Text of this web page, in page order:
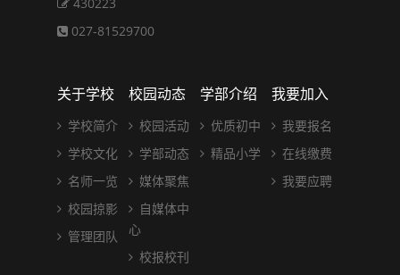
027-81529700
关于学校
学校简介
学校文化
名师一览
校园掠影
管理团队
校园动态
校园活动
学部动态
媒体聚焦
自媒体中
心
校报校刊
学部介绍
优质初中
精品小学
我要加入
我要报名
在线缴费
我要应聘